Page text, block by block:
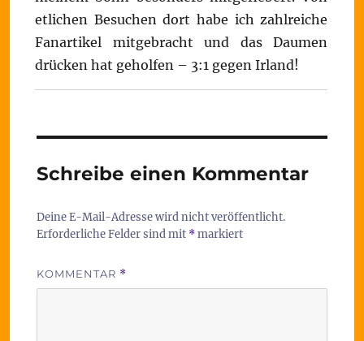
etlichen Besuchen dort habe ich zahlreiche
Fanartikel mitgebracht und das Daumen
drücken hat geholfen – 3:1 gegen Irland!
Schreibe einen Kommentar
Deine E-Mail-Adresse wird nicht veröffentlicht.
Erforderliche Felder sind mit *markiert
KOMMENTAR *